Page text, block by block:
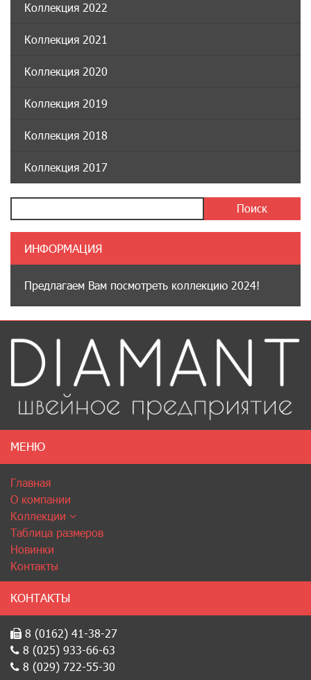
Коллекция 2022
Коллекция 2021
Коллекция 2020
Коллекция 2019
Коллекция 2018
Коллекция 2017
ИНФОРМАЦИЯ
Предлагаем Вам посмотреть коллекцию 2024!
МЕНЮ
Главная
О компании
Коллекции
Таблица размеров
Новинки
Контакты
КОНТАКТЫ
8 (0162) 41-38-27
8 (025) 933-66-63
8 (029) 722-55-30